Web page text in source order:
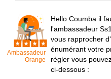
Ambassadeur
Orange
Hello Coumba il
l'ambassadeur
vous rapprocher
énumérant votre
régler vous
ci-dessous :